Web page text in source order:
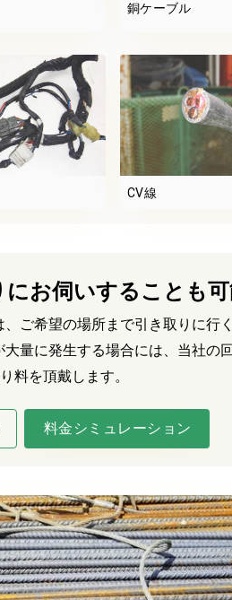
銅ケーブル
CV線
にお伺いすることも
、ご希望の場所まで引き取りに行
大量に発生する場合には、当社の
料を頂戴します。
料金シミュレーション